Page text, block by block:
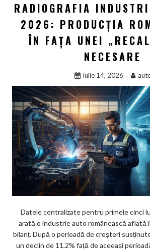
RADIOGRAFIA
2026: PRODUCȚIA
ÎN FAȚA UNEI
NECESARE
iulie 14, 2026
Datele centralizate pentru primele cinci
arată o industrie auto românească aflată
bilanț. După o perioadă de creșteri
un declin de 11,2% față de aceeași